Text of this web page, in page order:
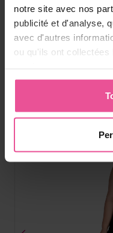
notre site avec nos
publicité et d'analyse,
avec d'autres
ou qu'ils ont collectées
Gaine type panty long
avec compression
œillets et